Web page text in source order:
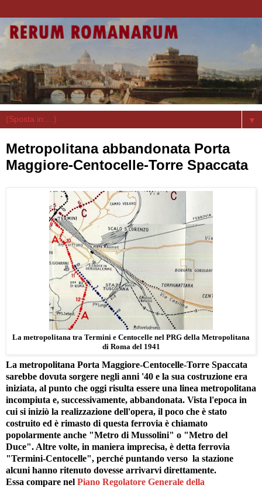
▼
Metropolitana abbandonata Porta
Maggiore-Centocelle-Torre Spaccata
La metropolitana tra Termini e Centocelle nel PRG della Metropolitana
di Roma del 1941
La metropolitana Porta Maggiore-Centocelle-Torre Spaccata
sarebbe dovuta sorgere negli anni '40 e la sua costruzione era
iniziata, al punto che oggi risulta essere una linea metropolitana
incompiuta e, successivamente, abbandonata. Vista l'epoca in
cui si iniziò la realizzazione dell'opera, il poco che è stato
costruito ed è rimasto di questa ferrovia è chiamato
popolarmente anche "Metro di Mussolini" o "Metro del
Duce". Altre volte, in maniera imprecisa, è detta ferrovia
"Termini-Centocelle", perché puntando verso la stazione
alcuni hanno ritenuto dovesse arrivarvi direttamente.
Essa compare nel Piano Regolatore Generale della